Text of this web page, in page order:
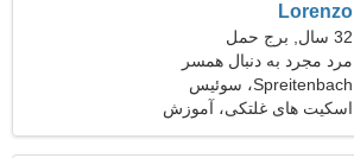
Lorenzo
32 سال, برج حمل
مرد مجرد به دنبال همسر
Spreitenbach، سوئیس
اسکیت های غلتکی، آموزش
سگ